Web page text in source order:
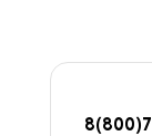
8(800)7